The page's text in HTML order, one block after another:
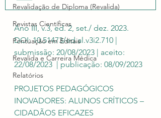
Revalidação de Diploma (Revalida)
Revistas Científicas
Pontuação em Editais
Revalida e Carreira Médica
Relatórios
Ano III, v.3, ed. 2, set./ dez. 2023.
DOI: 10.51473/ed.al.v3i2.710 |
submissão: 20/08/2023 | aceito:
22/08/2023  | publicação: 08/09/2023
PROJETOS PEDAGÓGICOS
INOVADORES: ALUNOS CRÍTICOS –
CIDADÃOS EFICAZES